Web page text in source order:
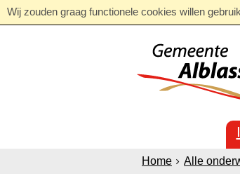
Wij zouden graag functionele cookies willen
Home Alle